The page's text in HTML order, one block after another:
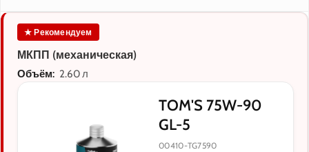
★ Рекомендуем
МКПП (механическая)
Объём: 2.60 л
TOM'S 75W-90
GL-5
00410-TG7590